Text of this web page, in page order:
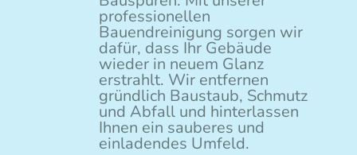
professionellen
Bauendreinigung sorgen wir
dafür, dass Ihr Gebäude
wieder in neuem Glanz
erstrahlt. Wir entfernen
gründlich Baustaub, Schmutz
und Abfall und hinterlassen
Ihnen ein sauberes und
einladendes Umfeld.